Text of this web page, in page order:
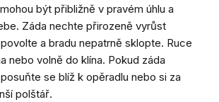
být přibližně v pravém úhlu a
Záda nechte přirozeně vyrůst
a bradu nepatrně sklopte. Ruce
nebo volně do klína. Pokud záda
se blíž k opěradlu nebo si za
polštář.